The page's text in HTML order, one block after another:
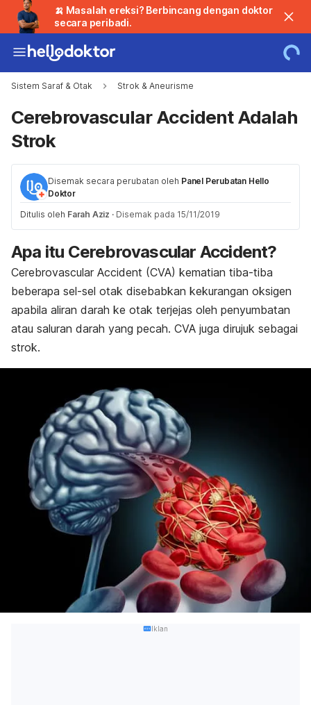
🍌 Masalah ereksi? Berbincang dengan doktor
secara peribadi.
Sistem Saraf & Otak Strok & Aneurisme
Cerebrovascular Accident Adalah
Strok
Disemak secara perubatan oleh Panel Perubatan Hello
Doktor
Ditulis oleh Farah Aziz · Disemak pada 15/11/2019
Apa itu Cerebrovascular Accident?
Cerebrovascular Accident (CVA) kematian tiba-tiba
beberapa sel-sel otak disebabkan kekurangan oksigen
apabila aliran darah ke otak terjejas oleh penyumbatan
atau saluran darah yang pecah. CVA juga dirujuk sebagai
strok.
Iklan